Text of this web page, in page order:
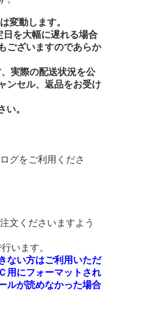
変動します。
を大幅に遅れる場合
ございますのであらか
実際の配送状況を公
ンセル、返品をお受け
。
グをご利用くださ
文くださいますよう
います。
ない方はご利用いただ
用にフォーマットされ
ルが読めなかった場合